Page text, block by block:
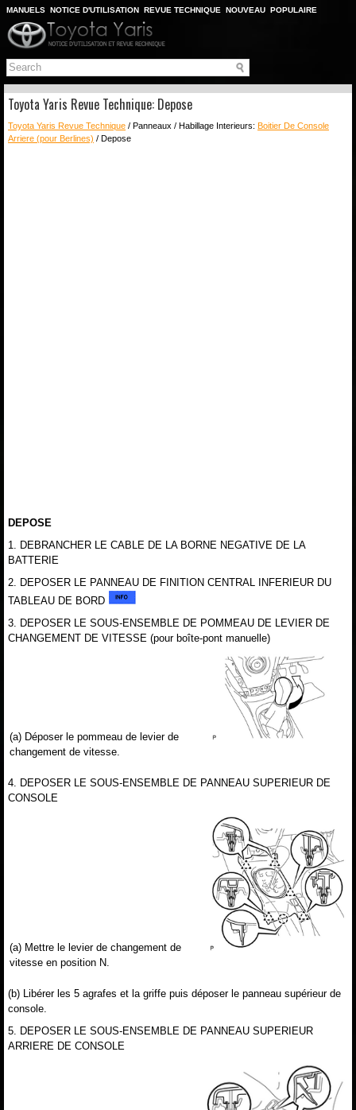
MANUELS NOTICE D'UTILISATION REVUE TECHNIQUE NOUVEAU POPULAIRE
PLAN DU SITE
CHERCHER
Toyota Yaris Revue Technique: Depose
Toyota Yaris Revue Technique / Panneaux / Habillage Interieurs: Boitier De Console
Arriere (pour Berlines) / Depose
DEPOSE
1. DEBRANCHER LE CABLE DE LA BORNE NEGATIVE DE LA
BATTERIE
2. DEPOSER LE PANNEAU DE FINITION CENTRAL INFERIEUR DU
TABLEAU DE BORD
3. DEPOSER LE SOUS-ENSEMBLE DE POMMEAU DE LEVIER DE
CHANGEMENT DE VITESSE (pour boîte-pont manuelle)
(a) Déposer le pommeau de levier de
changement de vitesse.
4. DEPOSER LE SOUS-ENSEMBLE DE PANNEAU SUPERIEUR DE
CONSOLE
(a) Mettre le levier de changement de
vitesse en position N.
(b) Libérer les 5 agrafes et la griffe puis déposer le panneau supérieur de
console.
5. DEPOSER LE SOUS-ENSEMBLE DE PANNEAU SUPERIEUR
ARRIERE DE CONSOLE